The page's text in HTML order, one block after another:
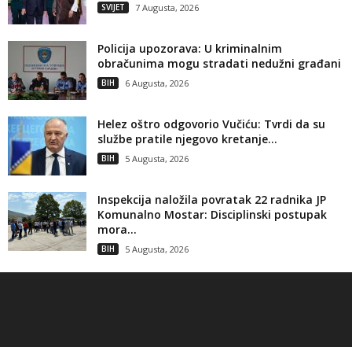
SVIJET 7 Augusta, 2026
Policija upozorava: U kriminalnim
obračunima mogu stradati nedužni građani
BIH 6 Augusta, 2026
Helez oštro odgovorio Vučiću: Tvrdi da su
službe pratile njegovo kretanje...
BIH 5 Augusta, 2026
Inspekcija naložila povratak 22 radnika JP
Komunalno Mostar: Disciplinski postupak
mora...
BIH 5 Augusta, 2026